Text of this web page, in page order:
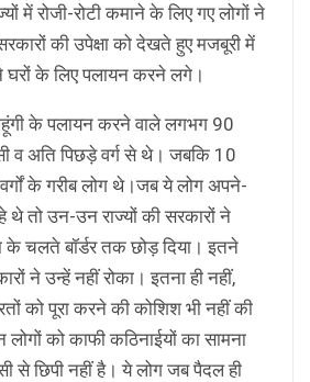
में रोजी-रोटी कमाने के लिए गए लोगों ने
की उपेक्षा को देखते हुए मजबूरी में
के लिए पलायन करने लगे।
के पलायन करने वाले लगभग 90
व अति पिछड़े वर्ग से थे। जबकि 10
के गरीब लोग थे।जब ये लोग अपने-
थे तो उन-उन राज्यों की सरकारों ने
के चलते बॉर्डर तक छोड़ दिया। इतने
ने उन्हें नहीं रोका। इतना ही नहीं,
को पूरा करने की कोशिश भी नहीं की
को काफी कठिनाईयों का सामना
से छिपी नहीं है। ये लोग जब पैदल ही